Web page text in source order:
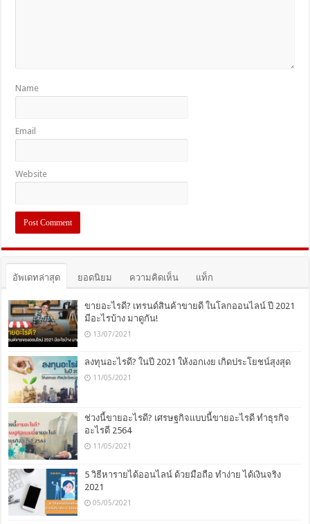
Name
Email
Website
อัพเดทล่าสุด ยอดนิยม ความคิดเห็น แท็ก
ขายอะไรดี? เทรนด์สินค้าขายดี ในโลกออนไลน์ ปี 2021
มีอะไรบ้าง มาดูกัน!
13/07/2021
ลงทุนอะไรดี? ในปี 2021 ให้งอกเงย เกิดประโยชน์สุงสุด
11/05/2021
ช่วงนี้ขายอะไรดี? เศรษฐกิจแบบนี้ขายอะไรดี ทำธุรกิจ
อะไรดี 2564
11/05/2021
5 วิธีหารายได้ออนไลน์ ด้วยมือถือ ทำง่าย ได้เงินจริง
2021
05/05/2021